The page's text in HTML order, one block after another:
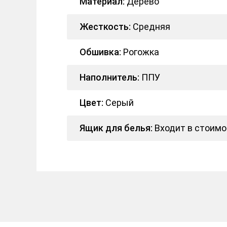
Жесткость: Средняя
Обшивка: Рогожка
Наполнитель: ППУ
Цвет: Серый
Ящик для белья: Входит в